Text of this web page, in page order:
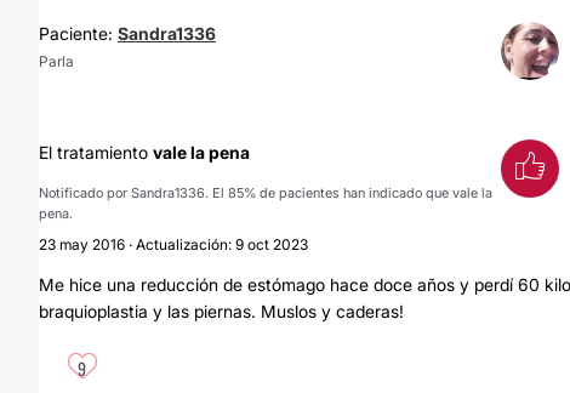
Paciente: Sandra1336
Parla
El tratamiento vale la pena
Notificado por Sandra1336. El 85% de pacientes han indicado que vale la
pena.
23 may 2016 · Actualización: 9 oct 2023
Me hice una reducción de estómago hace doce años y perdí 60
braquioplastia y las piernas. Muslos y caderas!
9